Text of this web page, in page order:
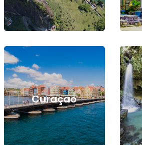
Curaçao